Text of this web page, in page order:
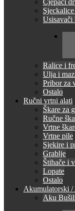
Cjepači
Usisavači
Ralice i
Ulja i
Pribor za
Ostalo
Ručni vrtni alati
Škare za
Ručne
Vrtne
Vrtne pile
Sjekire i
Grablje
Štihače i
Lopate
Ostalo
Akumulatorski /
Aku